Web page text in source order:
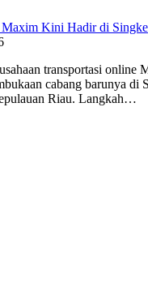
Maxim Kini Hadir di
transportasi online
cabang barunya di
Riau. Langkah…